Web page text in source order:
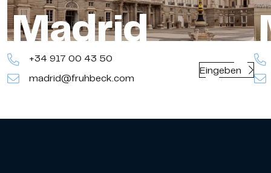
Madrid
+34 917 00 43 50
madrid@fruhbeck.com
Eingeben